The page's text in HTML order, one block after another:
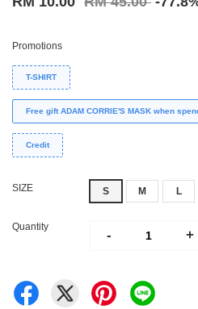
Promotions
T-SHIRT
Free gift ADAM CORRIE'S MASK when
Credit
SIZE S M L
Quantity
- +